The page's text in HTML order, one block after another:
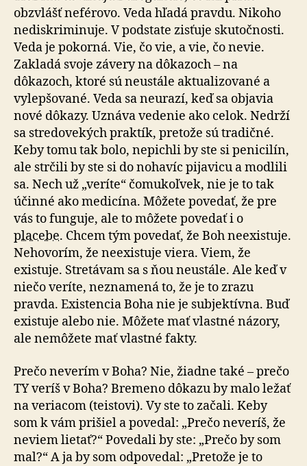
obzvlášť neférovo. Veda hľadá pravdu. Nikoho
nediskriminuje. V podstate zisťuje skutočnosti.
Veda je pokorná. Vie, čo vie, a vie, čo nevie.
Zakladá svoje závery na dôkazoch – na
dôkazoch, ktoré sú neustále aktualizované a
vylepšované. Veda sa neurazí, keď sa objavia
nové dôkazy. Uznáva vedenie ako celok. Nedrží
sa stredovekých praktík, pretože sú tradičné.
Keby tomu tak bolo, nepichli by ste si penicilín,
ale strčili by ste si do nohavíc pijavicu a modlili
sa. Nech už „veríte“ čomukoľvek, nie je to tak
účinné ako medicína. Môžete povedať, že pre
vás to funguje, ale to môžete povedať i o
placebe. Chcem tým povedať, že Boh neexistuje.
Nehovorím, že neexistuje viera. Viem, že
existuje. Stretávam sa s ňou neustále. Ale keď v
niečo veríte, neznamená to, že je to zrazu
pravda. Existencia Boha nie je subjektívna. Buď
existuje alebo nie. Môžete mať vlastné názory,
ale nemôžete mať vlastné fakty.
Prečo neverím v Boha? Nie, žiadne také – prečo
TY veríš v Boha? Bremeno dôkazu by malo ležať
na veriacom (teistovi). Vy ste to začali. Keby
som k vám prišiel a povedal: „Prečo neveríš, že
neviem lietať?“ Povedali by ste: „Prečo by som
mal?“ A ja by som odpovedal: „Pretože je to